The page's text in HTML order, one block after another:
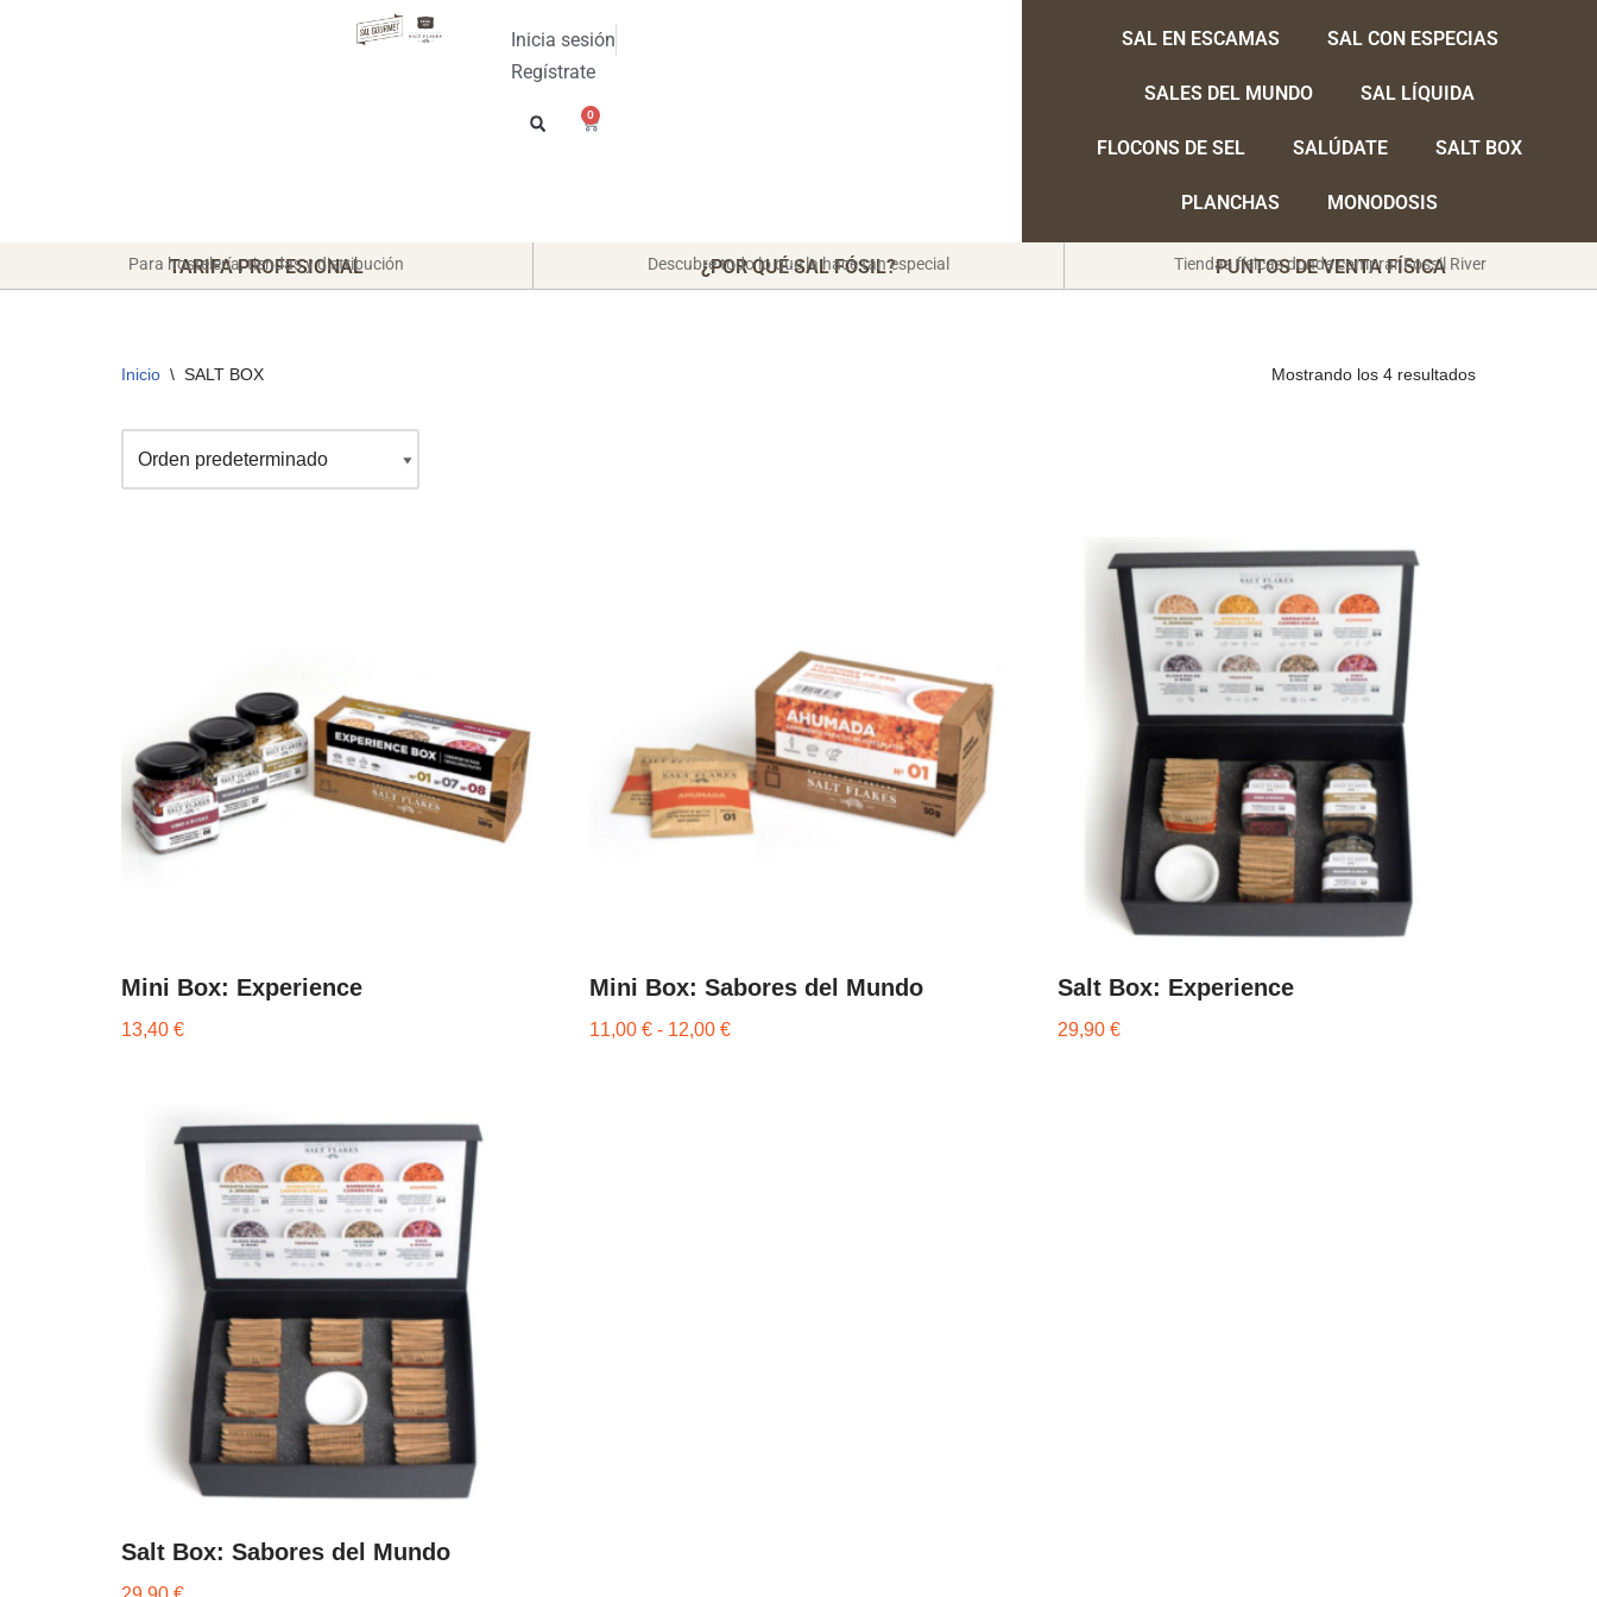
Inicia sesión
Regístrate
0
SAL EN ESCAMAS SAL CON ESPECIAS
SALES DEL MUNDO SAL LÍQUIDA
FLOCONS DE SEL SALÚDATE SALT BOX
PLANCHAS MONODOSIS
TARIFA PROFESIONAL
Para hostelería, tiendas y distribución ¿POR QUÉ SAL FÓSIL?
Descubre todo lo que la hace tan especial PUNTOS DE VENTA FÍSICA
Tiendas físicas donde comprar Fossil River
Inicio \ SALT BOX Mostrando los 4 resultados
Mini Box: Experience
13,40 €
Mini Box: Sabores del Mundo
11,00 € - 12,00 €
Salt Box: Experience
29,90 €
Salt Box: Sabores del Mundo